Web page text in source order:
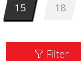
15 18
Filter